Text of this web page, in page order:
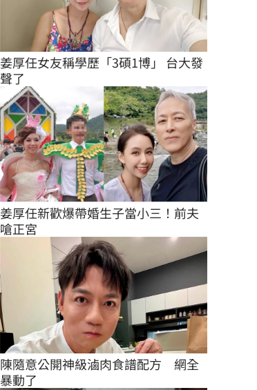
姜厚任女友稱學歷「3碩1博」 台大發
聲了
姜厚任新歡爆帶婚生子當小三！前夫
嗆正宮
陳隨意公開神級滷肉食譜配方　網全
暴動了